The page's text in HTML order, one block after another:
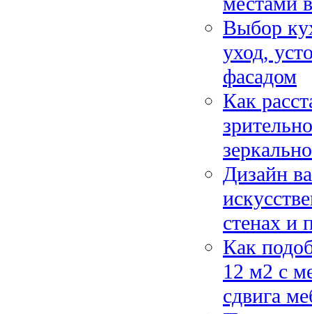
Выбор
уход,
фасадом
Как
Дизайн
стенах и
Как
12 м2 с
сдвига